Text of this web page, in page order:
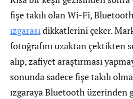
fişe takılı olan Wi-Fi,
ızgarasıdikkatlerini çeker.
fotoğrafını uzaktan çektikten
alıp, zafiyet araştırması
sonunda sadece fişe takılı
ızgaraya Bluetooth üzerinden